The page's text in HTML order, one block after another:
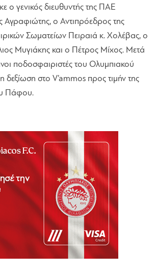
ο γενικός διευθυντής της ΠΑΕ
Αγραφιώτης, ο Αντιπρόεδρος της
Σωματείων Πειραιά κ. Χολέβας, ο
Μυγιάκης και ο Πέτρος Μίχος. Μετά
ποδοσφαιριστές του Ολυμπιακού
δεξίωση στο V’ammos προς τιμήν της
Πάφου.